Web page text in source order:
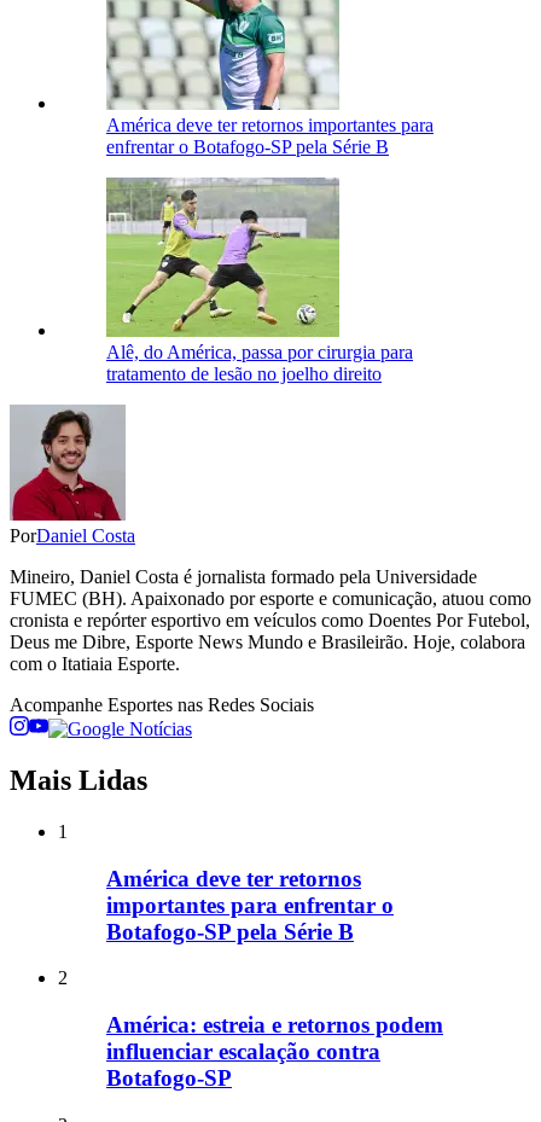
América deve ter retornos importantes para
enfrentar o Botafogo-SP pela Série B
Alê, do América, passa por cirurgia para
tratamento de lesão no joelho direito
PorDaniel Costa
Mineiro, Daniel Costa é jornalista formado pela Universidade
FUMEC (BH). Apaixonado por esporte e comunicação, atuou como
cronista e repórter esportivo em veículos como Doentes Por Futebol,
Deus me Dibre, Esporte News Mundo e Brasileirão. Hoje, colabora
com o Itatiaia Esporte.
Acompanhe Esportes nas Redes Sociais
Mais Lidas
1
América deve ter retornos
importantes para enfrentar o
Botafogo-SP pela Série B
2
América: estreia e retornos podem
influenciar escalação contra
Botafogo-SP